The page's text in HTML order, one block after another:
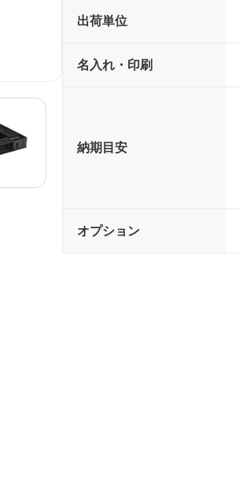
出荷単位
名入れ・印刷
納期目安
オプション